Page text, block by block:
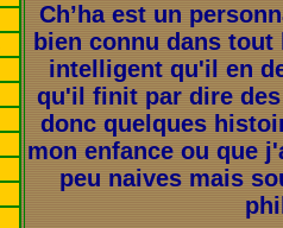
Ch’ha est un
bien connu dans
intelligent qu'il en
qu'il finit par dire
donc quelques
mon enfance ou que
peu naives mais